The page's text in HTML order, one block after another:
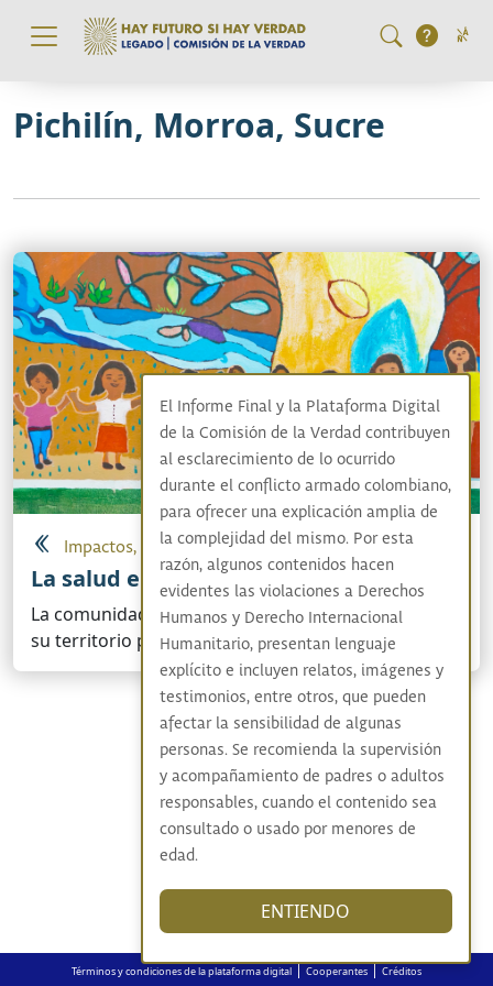
Pasar al contenido principal
Pichilín, Morroa, Sucre
Impactos, afrontamientos y resistencias
La salud en la memoria colectiva
La comunidad de Pichilín (Morroa, Sucre) retorna a
su territorio para superar la estigmatización
Términos y condiciones de la plataforma digital|Cooperantes|Créditos
El Informe Final y la Plataforma Digital
de la Comisión de la Verdad contribuyen
al esclarecimiento de lo ocurrido
durante el conflicto armado colombiano,
para ofrecer una explicación amplia de
la complejidad del mismo. Por esta
razón, algunos contenidos hacen
evidentes las violaciones a Derechos
Humanos y Derecho Internacional
Humanitario, presentan lenguaje
explícito e incluyen relatos, imágenes y
testimonios, entre otros, que pueden
afectar la sensibilidad de algunas
personas. Se recomienda la supervisión
y acompañamiento de padres o adultos
responsables, cuando el contenido sea
consultado o usado por menores de
edad.
ENTIENDO